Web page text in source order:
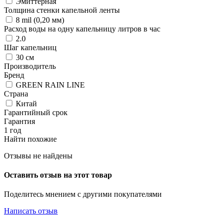
Толщина стенки капельной ленты
8 mil (0,20 мм)
Расход воды на одну капельницу литров в час
2.0
Шаг капельниц
30 см
Производитель
Бренд
GREEN RAIN LINE
Страна
Китай
Гарантийный срок
Гарантия
1 год
Найти похожие
Отзывы не найдены
Оставить отзыв на этот товар
Поделитесь мнением с другими покупателями
Написать отзыв